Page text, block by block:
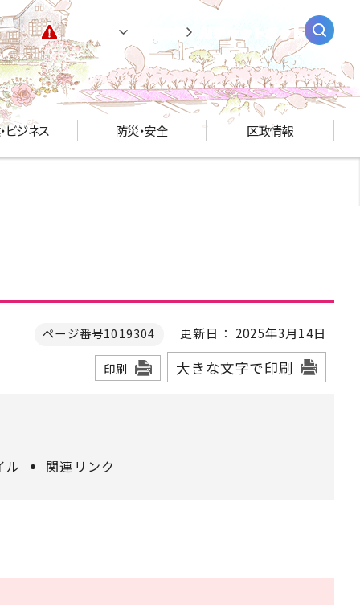
緊急情報 AIチャットボット
ビジネス 防災・安全 区政情報
ページ番号1019304 更新日： 2025年3月14日
印刷 大きな文字で印刷
ル 関連リンク